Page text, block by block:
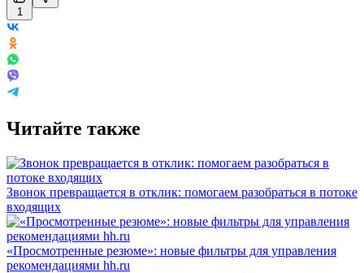
1
Читайте также
Звонок превращается в отклик: помогаем разобраться в потоке
входящих
«Просмотренные резюме»: новые фильтры для управления
рекомендациями hh.ru